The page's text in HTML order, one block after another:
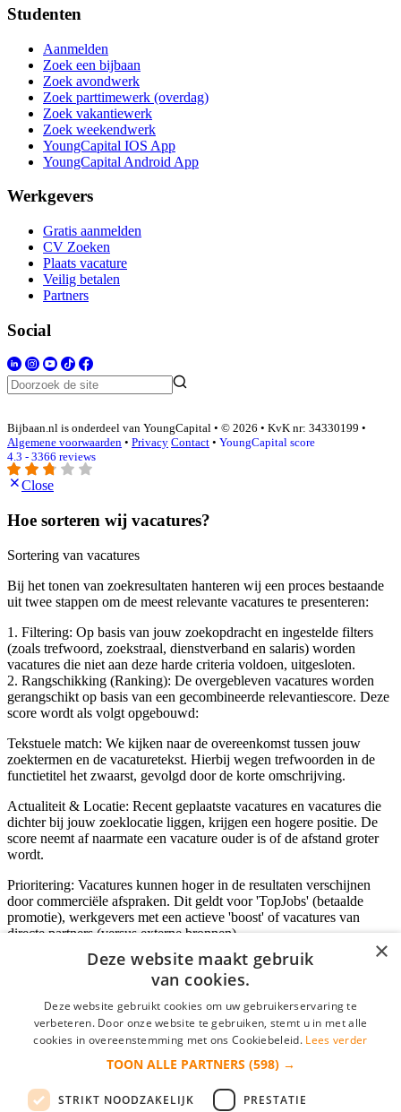
Studenten
Aanmelden
Zoek een bijbaan
Zoek avondwerk
Zoek parttimewerk (overdag)
Zoek vakantiewerk
Zoek weekendwerk
YoungCapital IOS App
YoungCapital Android App
Werkgevers
Gratis aanmelden
CV Zoeken
Plaats vacature
Veilig betalen
Partners
Social
Bijbaan.nl is onderdeel van YoungCapital • © 2026 • KvK nr: 34330199 •
Algemene voorwaarden • Privacy Contact • YoungCapital score
4.3 - 3366 reviews
Close
Hoe sorteren wij vacatures?
Sortering van vacatures
Bij het tonen van zoekresultaten hanteren wij een proces bestaande
uit twee stappen om de meest relevante vacatures te presenteren:
1. Filtering: Op basis van jouw zoekopdracht en ingestelde filters
(zoals trefwoord, zoekstraal, dienstverband en salaris) worden
vacatures die niet aan deze harde criteria voldoen, uitgesloten.
2. Rangschikking (Ranking): De overgebleven vacatures worden
gerangschikt op basis van een gecombineerde relevantiescore. Deze
score wordt als volgt opgebouwd:
Tekstuele match: We kijken naar de overeenkomst tussen jouw
zoektermen en de vacaturetekst. Hierbij wegen trefwoorden in de
functietitel het zwaarst, gevolgd door de korte omschrijving.
Actualiteit & Locatie: Recent geplaatste vacatures en vacatures die
dichter bij jouw zoeklocatie liggen, krijgen een hogere positie. De
score neemt af naarmate een vacature ouder is of de afstand groter
wordt.
Prioritering: Vacatures kunnen hoger in de resultaten verschijnen
door commerciële afspraken. Dit geldt voor 'TopJobs' (betaalde
promotie), werkgevers met een actieve 'boost' of vacatures van
directe partners (versus externe bronnen).
Inloggen als bedrijf
*
login gegevens onthouden
×
Deze website maakt gebruik
van cookies.
Deze website gebruikt cookies om uw gebruikerservaring te
verbeteren. Door onze website te gebruiken, stemt u in met alle
cookies in overeenstemming met ons Cookiebeleid. Lees verder
TOON ALLE PARTNERS (598) →
STRIKT NOODZAKELIJK PRESTATIE